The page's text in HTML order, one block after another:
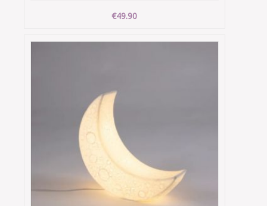
€49.90